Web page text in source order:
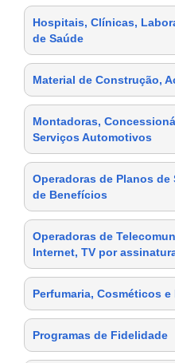
Hospitais, Clínicas,
de Saúde
Material de Construção,
Montadoras,
Serviços Automotivos
Operadoras de Planos
de Benefícios
Operadoras de
Internet, TV por
Perfumaria, Cosméticos
Programas de Fidelidade